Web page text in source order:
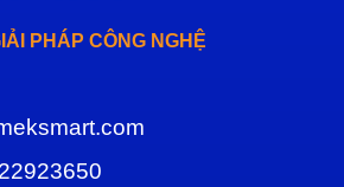
PHÁP CÔNG NGHỆ